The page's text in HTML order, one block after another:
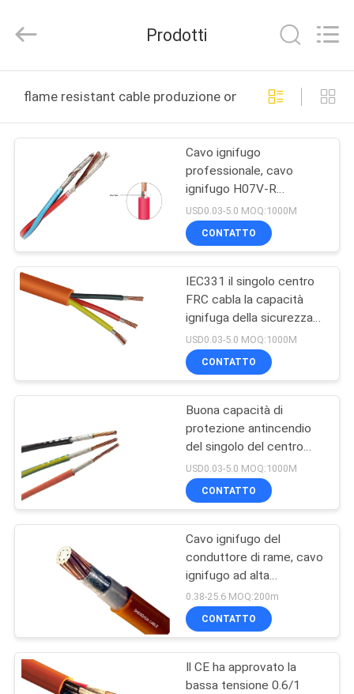
CASA
PRODOTTI
VIDEO
MOSTRA
VR
FATORY
CONTROLLO
QUALITÀ
CONTATTACI
BLOG
Cable
(Group)
All
Reserved.
Prodotti
flame resistant cable produzione online
Cavo ignifugo
professionale, cavo
ignifugo H07V-R
THHN/THHW
USD0.03-5.0 MOQ:1000M
CONTATTO
IEC331 il singolo centro
FRC cabla la capacità
ignifuga della sicurezza
del cavo
USD0.03-5.0 MOQ:1000M
CONTATTO
Buona capacità di
protezione antincendio
del singolo del centro
IEC331 di FRC cavo
ignifugo standard del
cavo
USD0.03-5.0 MOQ:1000M
CONTATTO
Cavo ignifugo del
conduttore di rame, cavo
ignifugo ad alta
temperatura schermato
nastro della mica
0.38-25.6 MOQ:200m
CONTATTO
Il CE ha approvato la
bassa tensione 0.6/1